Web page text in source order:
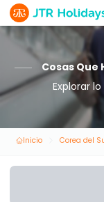
Cosas Que
Explorar
Inicio Corea del